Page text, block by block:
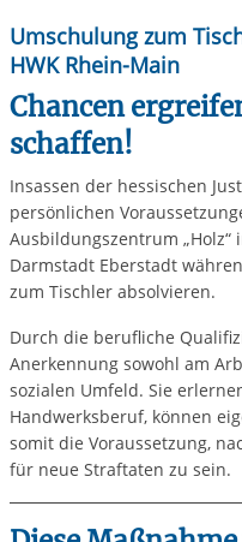
Umschulung zum
HWK Rhein-Main
Chancen
schaffen!
Insassen der hessischen
persönlichen
Ausbildungszentrum „Holz“
Darmstadt Eberstadt
zum Tischler absolvieren.
Durch die berufliche
Anerkennung sowohl am
sozialen Umfeld. Sie
Handwerksberuf, können
somit die Voraussetzung,
für neue Straftaten zu sein.